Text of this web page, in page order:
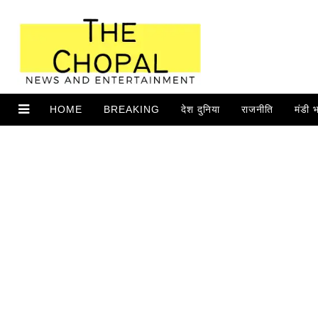
HOME BREAKING देश दुनिया राजनीति मंडी